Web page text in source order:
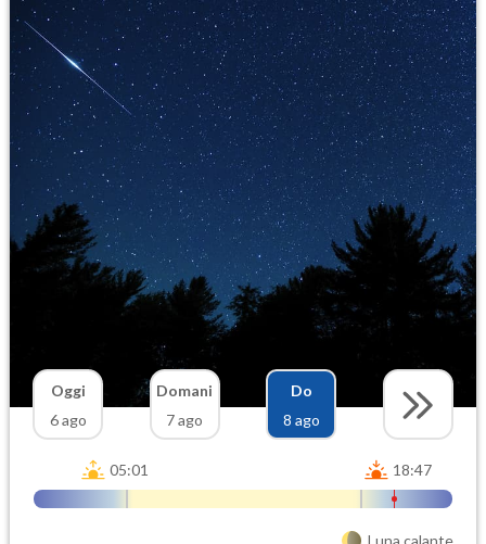
Oggi
6 ago
Domani
7 ago
Do
8 ago
05:01 18:47
Luna calante